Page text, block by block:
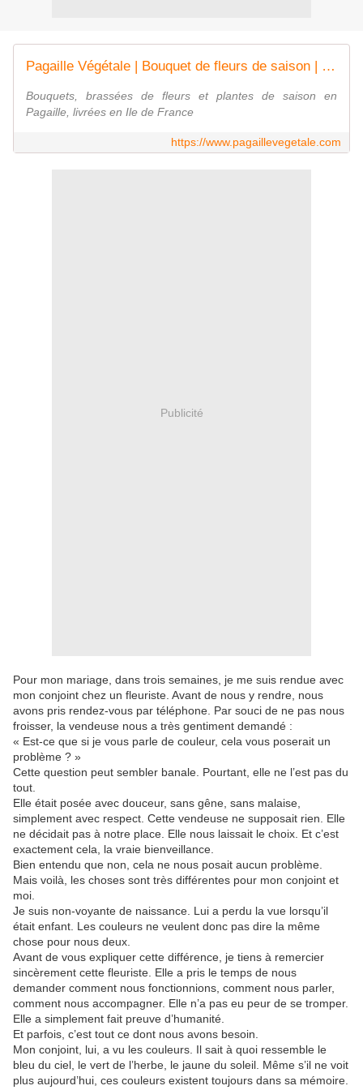
Pagaille Végétale | Bouquet de fleurs de saison | 1 Rue Victor Hugo, Maisons-Alfort, France
Bouquets, brassées de fleurs et plantes de saison en
Pagaille, livrées en Ile de France
https://www.pagaillevegetale.com
Publicité
Pour mon mariage, dans trois semaines, je me suis rendue avec
mon conjoint chez un fleuriste. Avant de nous y rendre, nous
avons pris rendez-vous par téléphone. Par souci de ne pas nous
froisser, la vendeuse nous a très gentiment demandé :
« Est-ce que si je vous parle de couleur, cela vous poserait un
problème ? »
Cette question peut sembler banale. Pourtant, elle ne l’est pas du
tout.
Elle était posée avec douceur, sans gêne, sans malaise,
simplement avec respect. Cette vendeuse ne supposait rien. Elle
ne décidait pas à notre place. Elle nous laissait le choix. Et c’est
exactement cela, la vraie bienveillance.
Bien entendu que non, cela ne nous posait aucun problème.
Mais voilà, les choses sont très différentes pour mon conjoint et
moi.
Je suis non-voyante de naissance. Lui a perdu la vue lorsqu’il
était enfant. Les couleurs ne veulent donc pas dire la même
chose pour nous deux.
Avant de vous expliquer cette différence, je tiens à remercier
sincèrement cette fleuriste. Elle a pris le temps de nous
demander comment nous fonctionnions, comment nous parler,
comment nous accompagner. Elle n’a pas eu peur de se tromper.
Elle a simplement fait preuve d’humanité.
Et parfois, c’est tout ce dont nous avons besoin.
Mon conjoint, lui, a vu les couleurs. Il sait à quoi ressemble le
bleu du ciel, le vert de l’herbe, le jaune du soleil. Même s’il ne voit
plus aujourd’hui, ces couleurs existent toujours dans sa mémoire.